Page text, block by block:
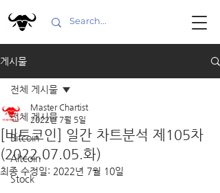
게시물
전체 게시물
Bitcoin
Altcoin
Stock
전체 게시물
[비트코인] 일간 차트분석 제105차
(2022.07.05.화)
Master Chartist
2022년 7월 5일
최종 수정일: 2022년 7월 10일